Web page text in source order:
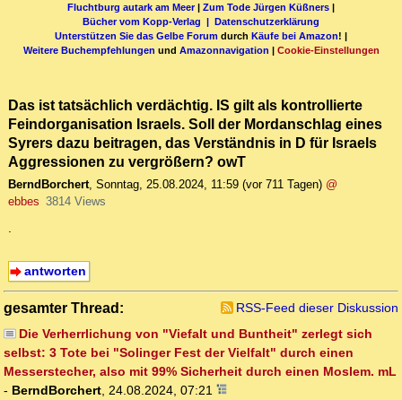
Fluchtburg autark am Meer| Zum Tode Jürgen Küßners |
Bücher vom Kopp-Verlag | Datenschutzerklärung
Unterstützen Sie das Gelbe Forum durch Käufe bei Amazon! |
Weitere Buchempfehlungen und Amazonnavigation | Cookie-Einstellungen
Das ist tatsächlich verdächtig. IS gilt als kontrollierte
Feindorganisation Israels. Soll der Mordanschlag eines
Syrers dazu beitragen, das Verständnis in D für Israels
Aggressionen zu vergrößern? owT
BerndBorchert, Sonntag, 25.08.2024, 11:59 (vor 711 Tagen) @
ebbes 3814 Views
.
antworten
gesamter Thread:
RSS-Feed dieser Diskussion
Die Verherrlichung von "Viefalt und Buntheit" zerlegt sich
selbst: 3 Tote bei "Solinger Fest der Vielfalt" durch einen
Messerstecher, also mit 99% Sicherheit durch einen Moslem. mL
- BerndBorchert, 24.08.2024, 07:21